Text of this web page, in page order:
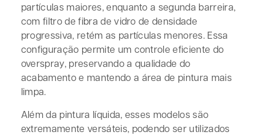
partículas maiores, enquanto a segunda barreira,
com filtro de fibra de vidro de densidade
progressiva, retém as partículas menores. Essa
configuração permite um controle eficiente do
overspray, preservando a qualidade do
acabamento e mantendo a área de pintura mais
limpa.
Além da pintura líquida, esses modelos são
extremamente versáteis, podendo ser utilizados